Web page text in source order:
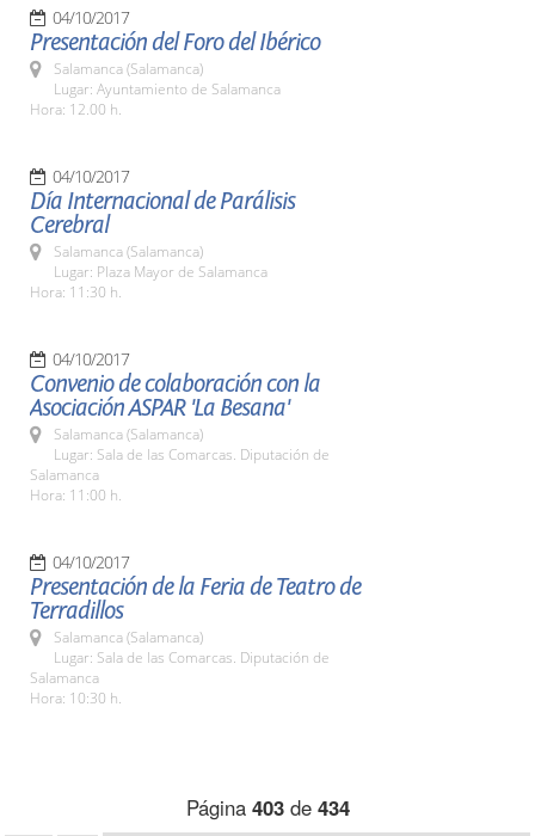
04/10/2017
Presentación del Foro del Ibérico
Salamanca (Salamanca)
Lugar: Ayuntamiento de Salamanca
Hora: 12.00 h.
04/10/2017
Día Internacional de Parálisis
Cerebral
Salamanca (Salamanca)
Lugar: Plaza Mayor de Salamanca
Hora: 11:30 h.
04/10/2017
Convenio de colaboración con la
Asociación ASPAR 'La Besana'
Salamanca (Salamanca)
Lugar: Sala de las Comarcas. Diputación de
Salamanca
Hora: 11:00 h.
04/10/2017
Presentación de la Feria de Teatro de
Terradillos
Salamanca (Salamanca)
Lugar: Sala de las Comarcas. Diputación de
Salamanca
Hora: 10:30 h.
Página 403de 434